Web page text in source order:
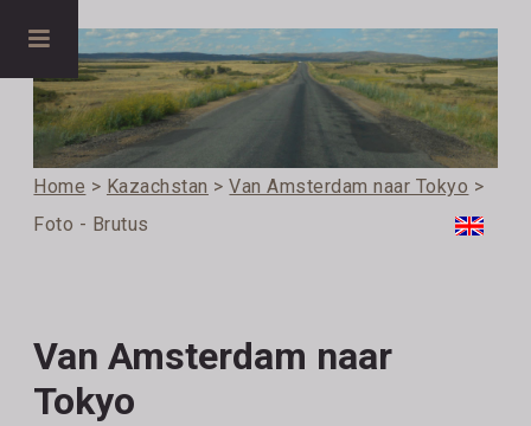
Home > Kazachstan >Van Amsterdam naar Tokyo >
Foto - Brutus
Van Amsterdam naar
Tokyo